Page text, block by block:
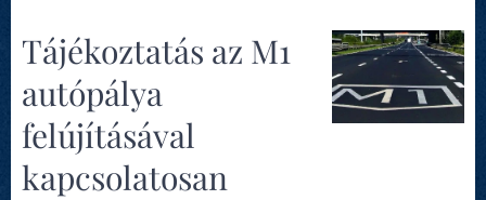
Tájékoztatás az M1
autópálya
felújításával
kapcsolatosan